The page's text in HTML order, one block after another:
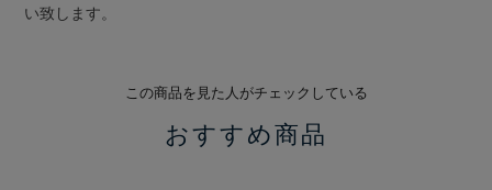
い致します。
この商品を見た人がチェックしている
おすすめ商品